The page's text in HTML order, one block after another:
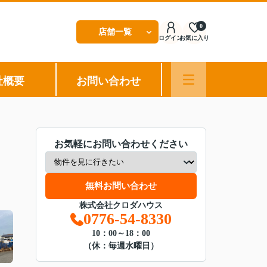
店舗一覧
ログインお気に入り
0
概要 お問い合わせ
お気軽にお問い合わせください
無料お問い合わせ
株式会社クロダハウス
0776-54-8330
10：00～18：00
（休：毎週水曜日）